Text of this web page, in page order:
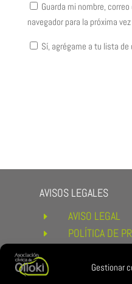
Gestionar
Guarda mi nombre,
navegador para la próxima
Sí, agrégame a tu lista de
AVISOS LEGALES
E AVISO LEGAL
E POLÍTICA DE
E CONDICIONES